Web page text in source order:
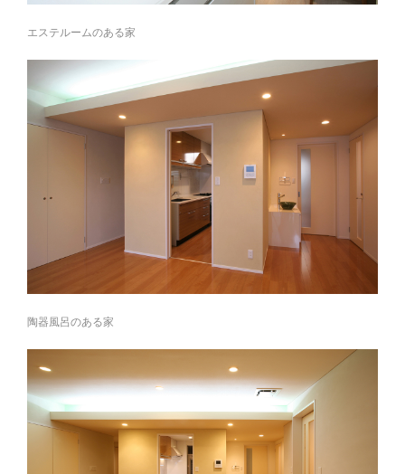
エステルームのある家
陶器風呂のある家